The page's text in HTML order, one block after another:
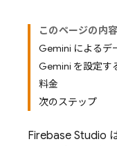
このページの内容
Gemini によるデ
Gemini を設定す
料金
次のステップ
Firebase Studio